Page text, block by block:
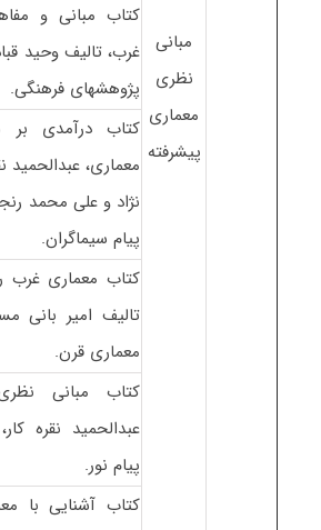
مبانی
نظری
معماری
پیشرفته
کتاب مبانی و
غرب، تالیف وحید
پژوهشهای فرهنگی.
کتاب درآمدی بر
معماری، عبدالحمید
نژاد و علی محمد
پیام سیماگران.
کتاب معماری غرب
تالیف امیر بانی
معماری قرن.
کتاب مبانی
عبدالحمید نقره
پیام نور.
کتاب آشنایی با